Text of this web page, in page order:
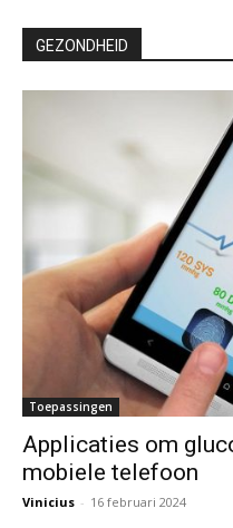
GEZONDHEID
Toepassingen
Applicaties om
mobiele telefoon
Vinicius - 16 februari 2024